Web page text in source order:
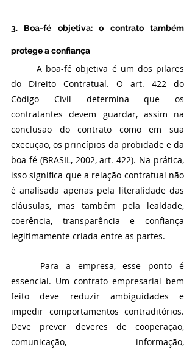
3. Boa-fé objetiva: o contrato também
protege a confiança
	A boa-fé objetiva é um dos pilares
do Direito Contratual. O art. 422 do
Código Civil determina que os
contratantes devem guardar, assim na
conclusão do contrato como em sua
execução, os princípios da probidade e da
boa-fé (BRASIL, 2002, art. 422). Na prática,
isso significa que a relação contratual não
é analisada apenas pela literalidade das
cláusulas, mas também pela lealdade,
coerência, transparência e confiança
legitimamente criada entre as partes.
essencial. Um contrato empresarial bem
feito deve reduzir ambiguidades e
impedir comportamentos contraditórios.
Deve prever deveres de cooperação,
comunicação, informação,